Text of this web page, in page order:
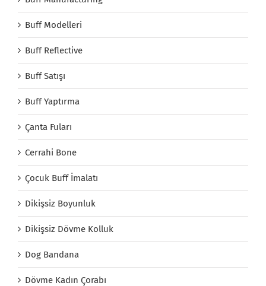
Buff Modelleri
Buff Reflective
Buff Satışı
Buff Yaptırma
Çanta Fuları
Cerrahi Bone
Çocuk Buff İmalatı
Dikişsiz Boyunluk
Dikişsiz Dövme Kolluk
Dog Bandana
Dövme Kadın Çorabı